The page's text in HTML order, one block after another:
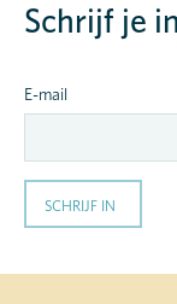
Schrijf je
E-mail